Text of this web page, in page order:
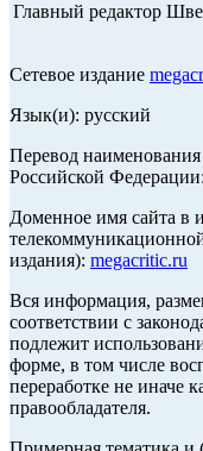
Главный редактор
Сетевое издание
Язык(и): русский
Перевод
Российской
Доменное имя сайта в
издания): megacritic.ru
Вся информация,
соответствии с
подлежит
форме, в том числе
переработке не иначе
правообладателя.